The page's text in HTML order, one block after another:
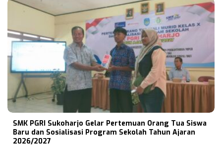
SMK PGRI Sukoharjo Gelar Pertemuan Orang Tua Siswa
Baru dan Sosialisasi Program Sekolah Tahun Ajaran
2026/2027